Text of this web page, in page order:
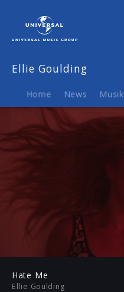
Goulding
Video
HateEllie Goulding
Home News Musik
Play
Hate Me
Ellie Goulding